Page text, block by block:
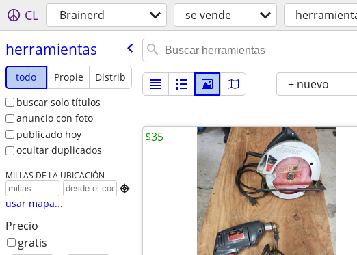
CL Brainerd se vende
herramientas
todo Propie
Distrib
buscar solo títulos
anuncio con foto
publicado hoy
ocultar duplicados
MILLAS DE LA UBICACIÓN

usar mapa...
Precio
gratis
+ nuevo
$35